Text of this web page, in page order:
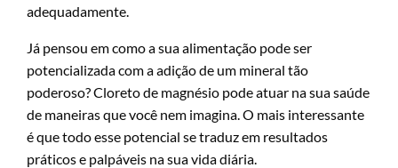
adequadamente.
Já pensou em como a sua alimentação pode ser
potencializada com a adição de um mineral tão
poderoso? Cloreto de magnésio pode atuar na sua saúde
de maneiras que você nem imagina. O mais interessante
é que todo esse potencial se traduz em resultados
práticos e palpáveis na sua vida diária.